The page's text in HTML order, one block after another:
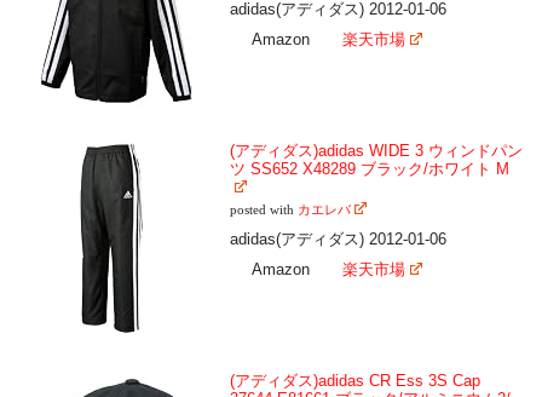
adidas(アディダス) 2012-01-06
Amazon
楽天市場
(アディダス)adidas WIDE 3 ウィンドパン
ツ SS652 X48289 ブラック/ホワイト M
posted with カエレバ
adidas(アディダス) 2012-01-06
Amazon
楽天市場
(アディダス)adidas CR Ess 3S Cap